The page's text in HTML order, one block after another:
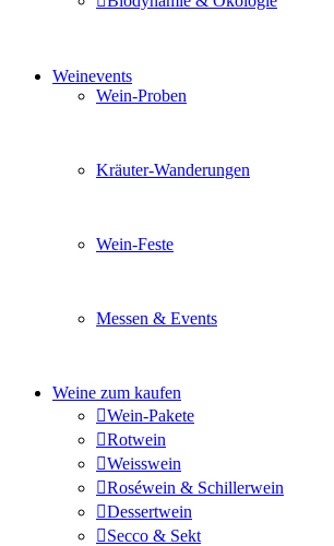
Weinevents
Wein-Proben
Kräuter-Wanderungen
Wein-Feste
Messen & Events
Weine zum kaufen
Wein-Pakete
Rotwein
Weisswein
Roséwein & Schillerwein
Dessertwein
Secco & Sekt